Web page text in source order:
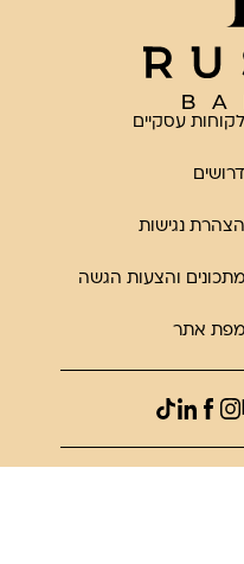
לקוחות עסקיים
דרושים
הצהרת נגישות
מתכונים והצעות הגשה
מפת אתר